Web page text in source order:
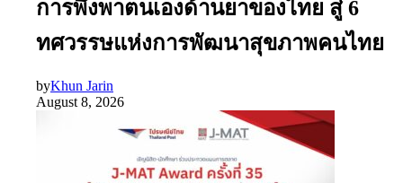
การพึ่งพาตนเองด้านยาของไทย สู่ 6
ทศวรรษแห่งการพัฒนาสุขภาพคนไทย
byKhun Jarin
August 8, 2026